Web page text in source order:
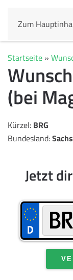
Zum
Startseite »
(bei
Kürzel: BRG
Bundesland:
Jetzt